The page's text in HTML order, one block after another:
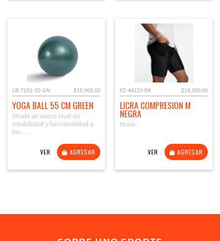
₡10,900.00
LB-7051-55-GN
YOGA BALL 55 CM GREEN
Añade un nuevo nivel de
estabilidad y funcionalidad a
tus …
VER AGREGAR
₡18,900.00
PZ-44320-BK
LICRA COMPRESION M
NEGRA
None
VER AGREGAR